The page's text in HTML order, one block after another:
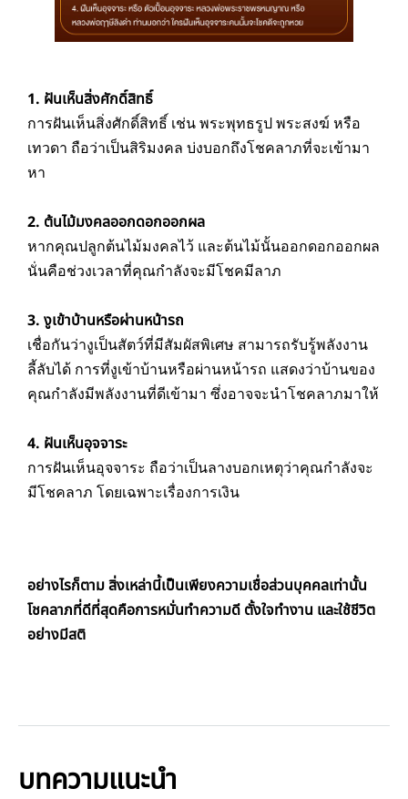
1. ฝันเห็นสิ่งศักดิ์สิทธิ์
การฝันเห็นสิ่งศักดิ์สิทธิ์ เช่น พระพุทธรูป พระสงฆ์ หรือ
เทวดา ถือว่าเป็นสิริมงคล บ่งบอกถึงโชคลาภที่จะเข้ามา
หา
2. ต้นไม้มงคลออกดอกออกผล
หากคุณปลูกต้นไม้มงคลไว้ และต้นไม้นั้นออกดอกออกผล
นั่นคือช่วงเวลาที่คุณกำลังจะมีโชคมีลาภ
3. งูเข้าบ้านหรือผ่านหน้ารถ
เชื่อกันว่างูเป็นสัตว์ที่มีสัมผัสพิเศษ สามารถรับรู้พลังงาน
ลี้ลับได้ การที่งูเข้าบ้านหรือผ่านหน้ารถ แสดงว่าบ้านของ
คุณกำลังมีพลังงานที่ดีเข้ามา ซึ่งอาจจะนำโชคลาภมาให้
4. ฝันเห็นอุจจาระ
การฝันเห็นอุจจาระ ถือว่าเป็นลางบอกเหตุว่าคุณกำลังจะ
มีโชคลาภ โดยเฉพาะเรื่องการเงิน
อย่างไรก็ตาม สิ่งเหล่านี้เป็นเพียงความเชื่อส่วนบุคคลเท่านั้น
โชคลาภที่ดีที่สุดคือการหมั่นทำความดี ตั้งใจทำงาน และใช้ชีวิต
อย่างมีสติ
บทความแนะนำ